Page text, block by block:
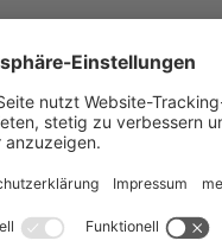
DISENTANGLE am
angebahnt und
TRAWOS.
Workshops dazu
sowie
ist es,